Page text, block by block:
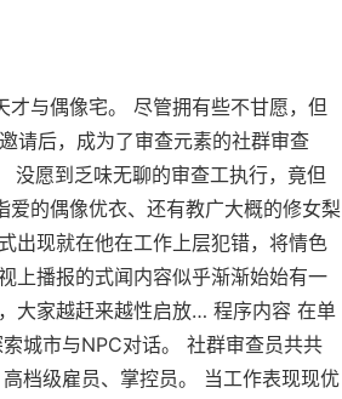
与偶像宅。 尽管拥有些不甘愿，但
请后，成为了审查元素的社群审查
愿到乏味无聊的审查工执行，竟但
的偶像优衣、还有教广大概的修女梨
出现就在他在工作上层犯错，将情色
上播报的式闻内容似乎渐渐始始有一
大家越赶来越性启放… 程序内容 在单
城市与NPC对话。 社群审查员共共
档级雇员、掌控员。 当工作表现现优